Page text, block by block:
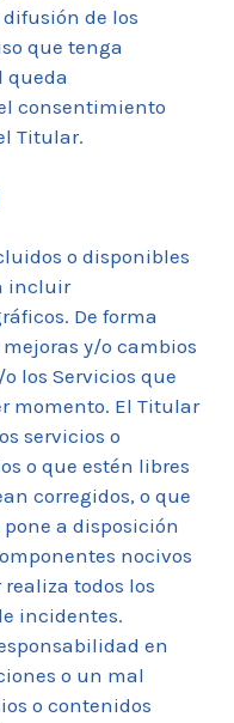
de los
que tenga
queda
consentimiento
Titular.
o disponibles
incluir
De forma
y/o cambios
los Servicios que
momento. El Titular
servicios o
o que estén libres
corregidos, o que
a disposición
nocivos
todos los
incidentes.
en
o un mal
o contenidos